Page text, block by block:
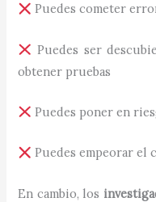
Puedes cometer
Puedes ser
obtener pruebas
Puedes poner en
Puedes empeorar
En cambio, los